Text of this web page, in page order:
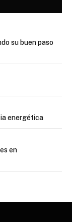
su buen paso
energética
en